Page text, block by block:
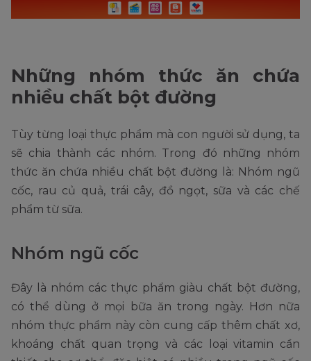
Những nhóm thức ăn chứa
nhiều chất bột đường
Tùy từng loại thực phẩm mà con người sử dụng, ta
sẽ chia thành các nhóm. Trong đó những nhóm
thức ăn chứa nhiều chất bột đường là: Nhóm ngũ
cốc, rau củ quả, trái cây, đồ ngọt, sữa và các chế
phẩm từ sữa.
Nhóm ngũ cốc
Đây là nhóm các thực phẩm giàu chất bột đường,
có thể dùng ở mọi bữa ăn trong ngày. Hơn nữa
nhóm thực phẩm này còn cung cấp thêm chất xơ,
khoáng chất quan trọng và các loại vitamin cần